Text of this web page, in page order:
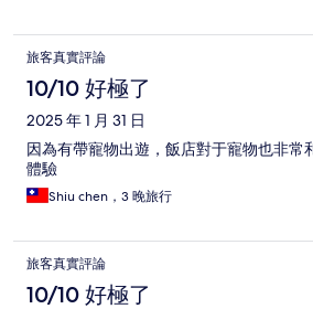
旅客真實評論
10/10 好極了
2025 年 1 月 31 日
因為有帶寵物出遊，飯店對于寵物也非常
體驗
Shiu chen，3 晚旅行
旅客真實評論
10/10 好極了